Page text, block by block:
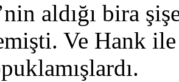
aldığı bira
Ve Hank